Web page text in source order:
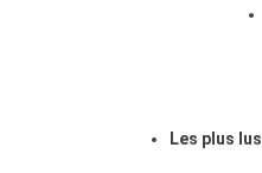
Les plus lus